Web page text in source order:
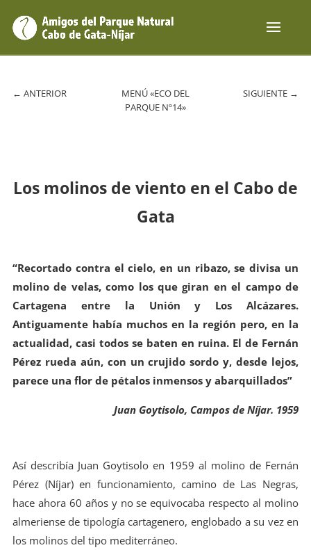
← ANTERIOR
MENÚ «ECO DEL
PARQUE Nº14»
SIGUIENTE →
Los molinos de viento en el Cabo de
Gata
“Recortado contra el cielo, en un ribazo, se divisa un
molino de velas, como los que giran en el campo de
Cartagena entre la Unión y Los Alcázares.
Antiguamente había muchos en la región pero, en la
actualidad, casi todos se baten en ruina. El de Fernán
Pérez rueda aún, con un crujido sordo y, desde lejos,
parece una flor de pétalos inmensos y abarquillados”
Juan Goytisolo, Campos de Níjar. 1959
Así describía Juan Goytisolo en 1959 al molino de Fernán
Pérez (Níjar) en funcionamiento, camino de Las Negras,
hace ahora 60 años y no se equivocaba respecto al molino
almeriense de tipología cartagenero, englobado a su vez en
los molinos del tipo mediterráneo.